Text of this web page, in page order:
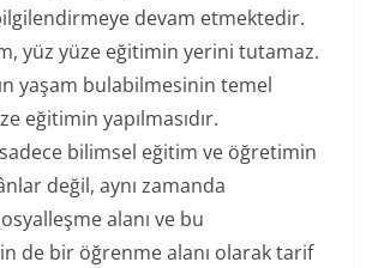
devam etmektedir.
yüz yüze eğitimin yerini tutamaz.
yaşam bulabilmesinin temel
eğitimin yapılmasıdır.
bilimsel eğitim ve öğretimin
değil, aynı zamanda
alanı ve bu
de bir öğrenme alanı olarak tarif